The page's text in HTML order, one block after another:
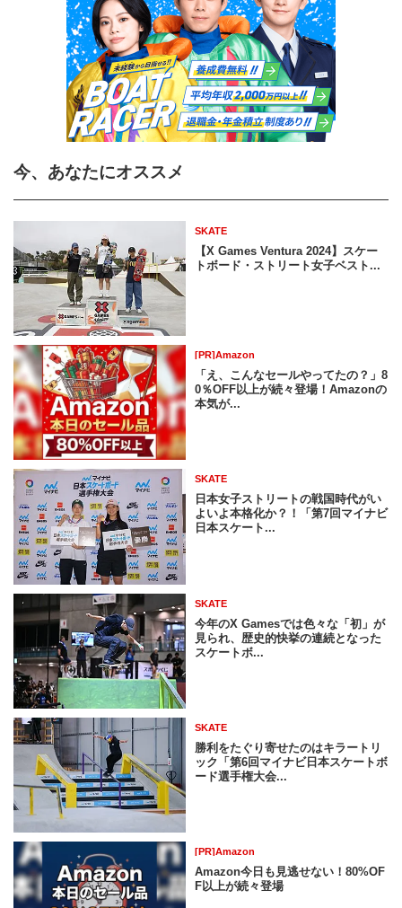
今、あなたにオススメ
SKATE
【X Games Ventura 2024】スケー
トボード・ストリート女子ベスト...
[PR]Amazon
「え、こんなセールやってたの？」8
0％OFF以上が続々登場！Amazonの
本気が...
SKATE
日本女子ストリートの戦国時代がい
よいよ本格化か？！「第7回マイナビ
日本スケート...
SKATE
今年のX Gamesでは色々な「初」が
見られ、歴史的快挙の連続となった
スケートボ...
SKATE
勝利をたぐり寄せたのはキラートリ
ック「第6回マイナビ日本スケートボ
ード選手権大会...
[PR]Amazon
Amazon今日も見逃せない！80%OF
F以上が続々登場